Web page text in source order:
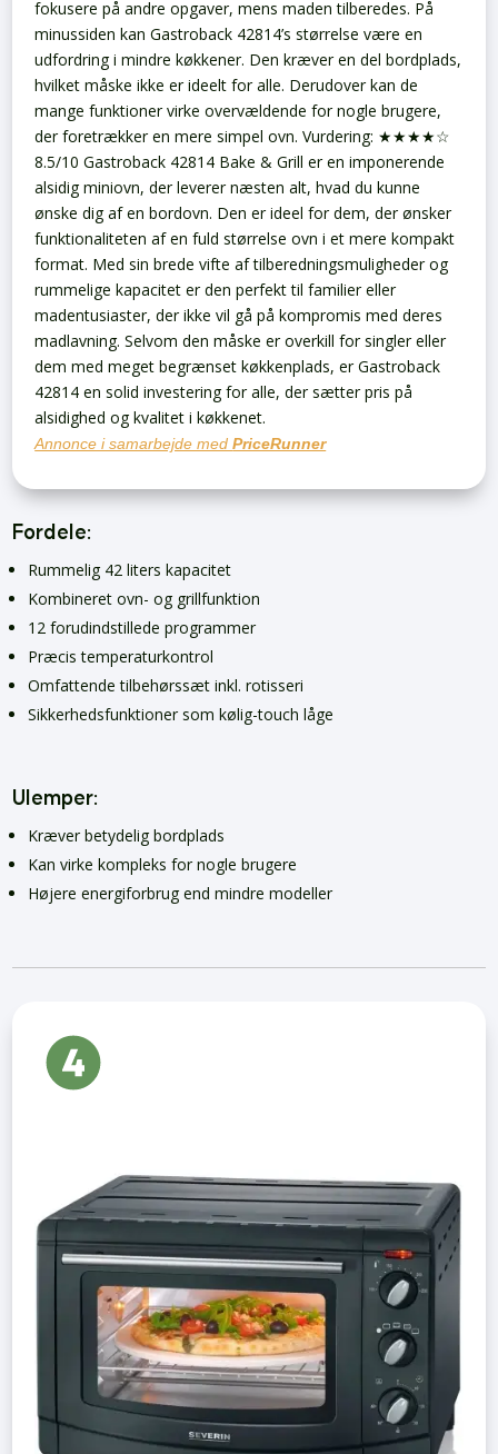
fokusere på andre opgaver, mens maden tilberedes. På
minussiden kan Gastroback 42814’s størrelse være en
udfordring i mindre køkkener. Den kræver en del bordplads,
hvilket måske ikke er ideelt for alle. Derudover kan de
mange funktioner virke overvældende for nogle brugere,
der foretrækker en mere simpel ovn. Vurdering: ★★★★☆
8.5/10 Gastroback 42814 Bake & Grill er en imponerende
alsidig miniovn, der leverer næsten alt, hvad du kunne
ønske dig af en bordovn. Den er ideel for dem, der ønsker
funktionaliteten af en fuld størrelse ovn i et mere kompakt
format. Med sin brede vifte af tilberedningsmuligheder og
rummelige kapacitet er den perfekt til familier eller
madentusiaster, der ikke vil gå på kompromis med deres
madlavning. Selvom den måske er overkill for singler eller
dem med meget begrænset køkkenplads, er Gastroback
42814 en solid investering for alle, der sætter pris på
alsidighed og kvalitet i køkkenet.
Annonce i samarbejde medPriceRunner
Fordele:
Rummelig 42 liters kapacitet
Kombineret ovn- og grillfunktion
12 forudindstillede programmer
Præcis temperaturkontrol
Omfattende tilbehørssæt inkl. rotisseri
Sikkerhedsfunktioner som kølig-touch låge
Ulemper:
Kræver betydelig bordplads
Kan virke kompleks for nogle brugere
Højere energiforbrug end mindre modeller